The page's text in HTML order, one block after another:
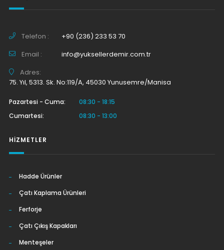
Telefon :
+90 (236) 233 53 70
Email :
info@yuksellerdemir.com.tr
Adres:
75. Yıl, 5313. Sk. No:119/A, 45030 Yunusemre/Manisa
Pazartesi - Cuma:
08:30 - 18:15
Cumartesi:
08:30 - 13:00
HIZMETLER
Hadde Ürünler
Çatı Kaplama Ürünleri
Ferforje
Çatı Çıkış Kapakları
Menteşeler